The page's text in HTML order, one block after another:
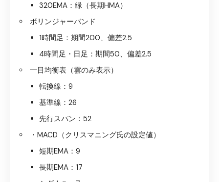
320EMA：緑（長期HMA）
ボリンジャーバンド
1時間足：期間200、偏差2.5
4時間足・日足：期間50、偏差2.5
一目均衡表（雲のみ表示）
転換線：9
基準線：26
先行スパン：52
・MACD（クリスマニング氏の設定値）
短期EMA：9
長期EMA：17